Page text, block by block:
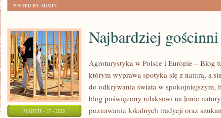
POSTED BY ADMIN
MARCH - 17 - 2026
Najbardziej
Agroturystyka w Polsce i Europie – Blog
którym wyprawa spotyka się z naturą, a
do odkrywania świata w spokojniejszym,
blog poświęcony relaksowi na łonie
poznawaniu lokalnych tradycji oraz